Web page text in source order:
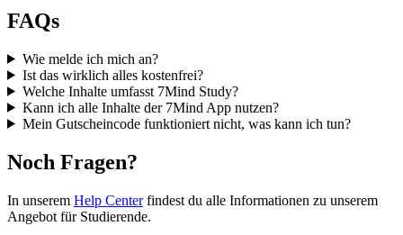
FAQs
Wie melde ich mich an?
Ist das wirklich alles kostenfrei?
Welche Inhalte umfasst 7Mind Study?
Kann ich alle Inhalte der 7Mind App nutzen?
Mein Gutscheincode funktioniert nicht, was kann ich tun?
Noch Fragen?
In unserem Help Centerfindest du alle Informationen zu unserem
Angebot für Studierende.